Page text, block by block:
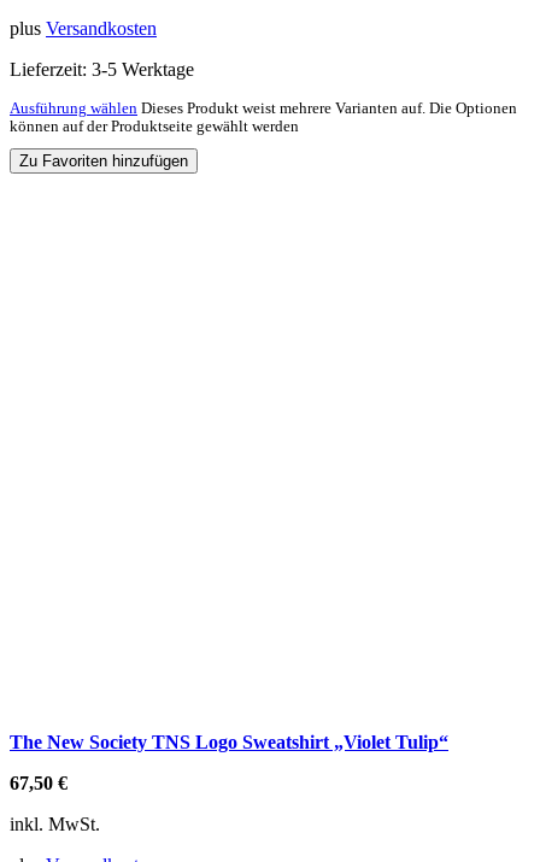
plus Versandkosten
Lieferzeit: 3-5 Werktage
Ausführung wählen Dieses Produkt weist mehrere Varianten auf. Die Optionen
können auf der Produktseite gewählt werden
Zu Favoriten hinzufügen
The New Society TNS Logo Sweatshirt „Violet Tulip“
67,50 €
inkl. MwSt.